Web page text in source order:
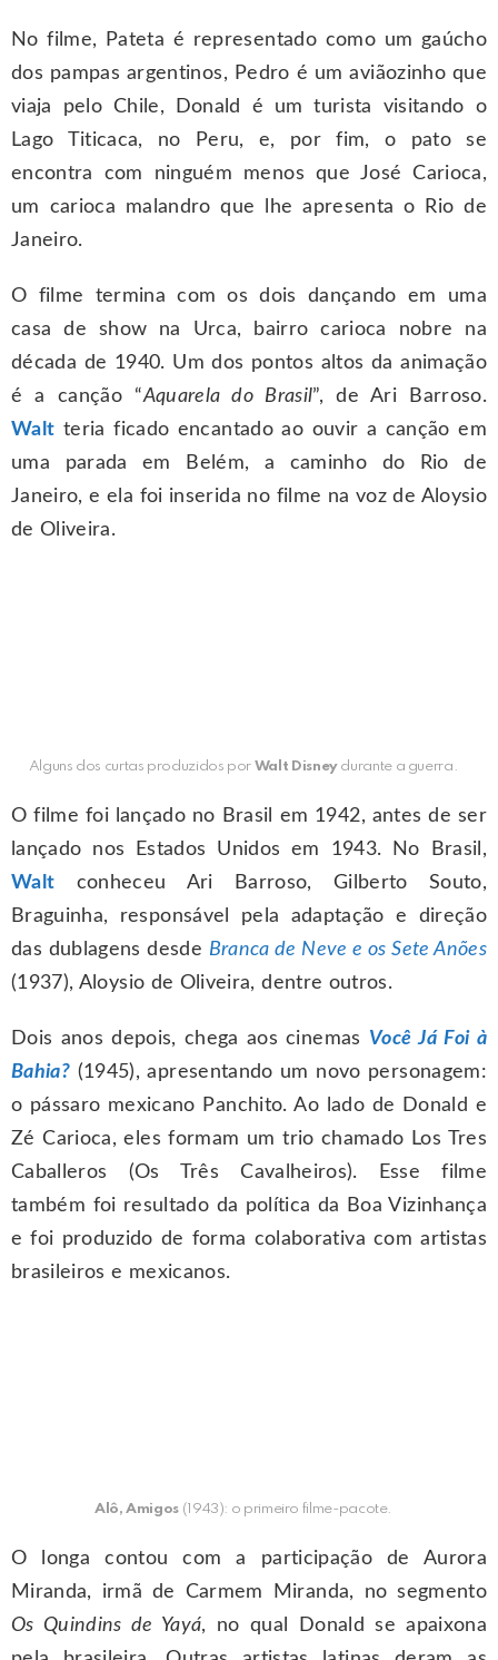
No filme, Pateta é representado como um gaúcho
dos pampas argentinos, Pedro é um aviãozinho que
viaja pelo Chile, Donald é um turista visitando o
Lago Titicaca, no Peru, e, por fim, o pato se
encontra com ninguém menos que José Carioca,
um carioca malandro que lhe apresenta o Rio de
Janeiro.
O filme termina com os dois dançando em uma
casa de show na Urca, bairro carioca nobre na
década de 1940. Um dos pontos altos da animação
é a canção “Aquarela do Brasil”, de Ari Barroso.
Walt teria ficado encantado ao ouvir a canção em
uma parada em Belém, a caminho do Rio de
Janeiro, e ela foi inserida no filme na voz de Aloysio
de Oliveira.
Alguns dos curtas produzidos por Walt Disneydurante a guerra.
O filme foi lançado no Brasil em 1942, antes de ser
lançado nos Estados Unidos em 1943. No Brasil,
Walt conheceu Ari Barroso, Gilberto Souto,
Braguinha, responsável pela adaptação e direção
das dublagens desde Branca de Neve e os Sete Anões
(1937), Aloysio de Oliveira, dentre outros.
Dois anos depois, chega aos cinemas Você Já Foi à
Bahia? (1945), apresentando um novo personagem:
o pássaro mexicano Panchito. Ao lado de Donald e
Zé Carioca, eles formam um trio chamado Los Tres
Caballeros (Os Três Cavalheiros). Esse filme
também foi resultado da política da Boa Vizinhança
e foi produzido de forma colaborativa com artistas
brasileiros e mexicanos.
Alô, Amigos(1943): o primeiro filme-pacote.
O longa contou com a participação de Aurora
Miranda, irmã de Carmem Miranda, no segmento
Os Quindins de Yayá, no qual Donald se apaixona